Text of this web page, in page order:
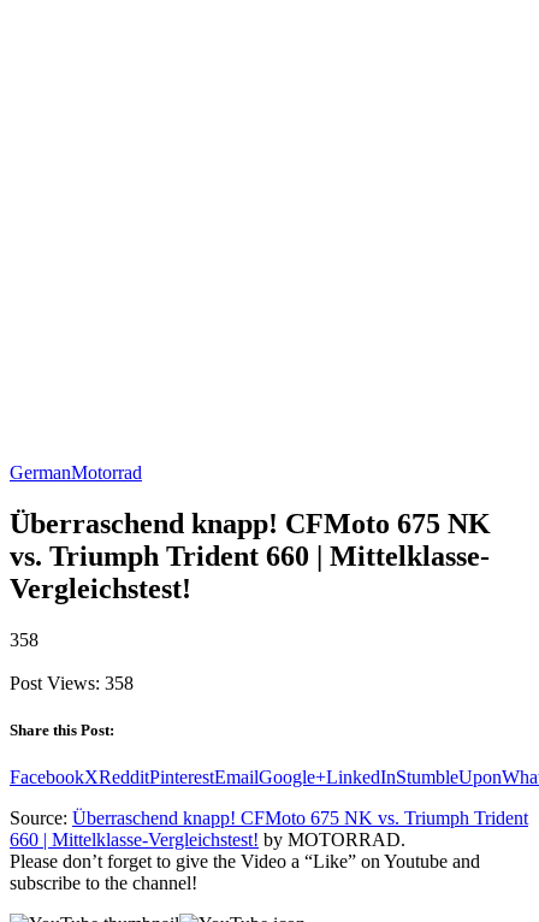
GermanMotorrad
Überraschend knapp! CFMoto 675 NK
vs. Triumph Trident 660 | Mittelklasse-
Vergleichstest!
358
Post Views: 358
Share this Post:
FacebookXRedditPinterestEmailGoogle+LinkedInStumbleUpon
Source: Überraschend knapp! CFMoto 675 NK vs. Triumph Trident
660 | Mittelklasse-Vergleichstest! by MOTORRAD.
Please don’t forget to give the Video a “Like” on Youtube and
subscribe to the channel!